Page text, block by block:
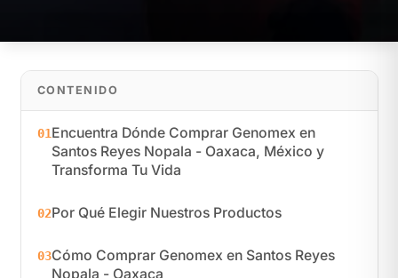
CONTENIDO
01Encuentra Dónde Comprar Genomex en
Santos Reyes Nopala - Oaxaca, México y
Transforma Tu Vida
02Por Qué Elegir Nuestros Productos
03Cómo Comprar Genomex en Santos Reyes
Nopala - Oaxaca